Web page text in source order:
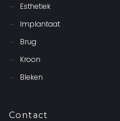
Esthetiek
Implantaat
Brug
Kroon
Bleken
Contact